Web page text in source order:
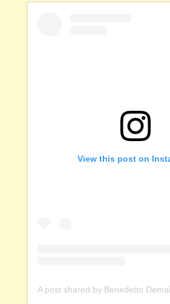
View this post on